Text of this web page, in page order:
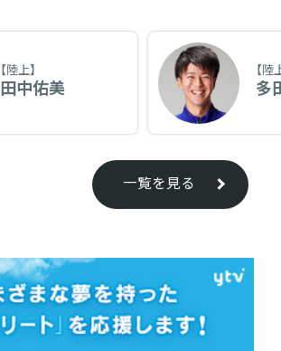
【陸上】
田中佑美
【陸
多
一覧を見る